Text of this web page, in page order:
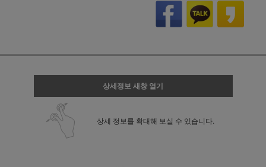
상세정보 새창 열기
상세 정보를 확대해 보실 수 있습니다.